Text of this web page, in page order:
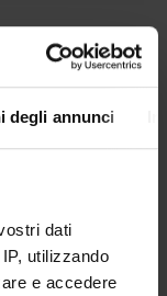
degli annunci
dati
utilizzando
e accedere